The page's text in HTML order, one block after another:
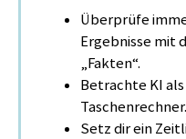
Überprüfe
Ergebnisse mit
„Fakten“.
Betrachte KI
Taschenrechner.
Setz dir ein